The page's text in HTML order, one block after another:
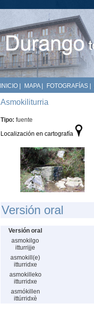
INICIO MAPA| FOTOGRAFÍAS
Asmokiliturria
Tipo: fuente
Localización en cartografía
Versión oral
Versión oral
asmokilgo
itturrijje
asmokill(e)
itturridxe
asmokilleko
itturridxe
asmókillen
ittúrridxè